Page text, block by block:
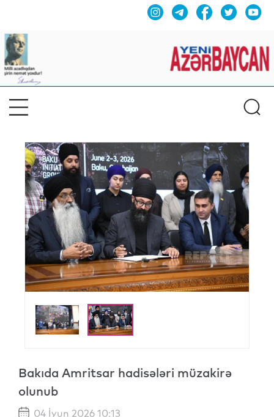
Previous
Bakıda Amritsar hadisələri müzakirə
olunub
04 İyun 2026 10:13